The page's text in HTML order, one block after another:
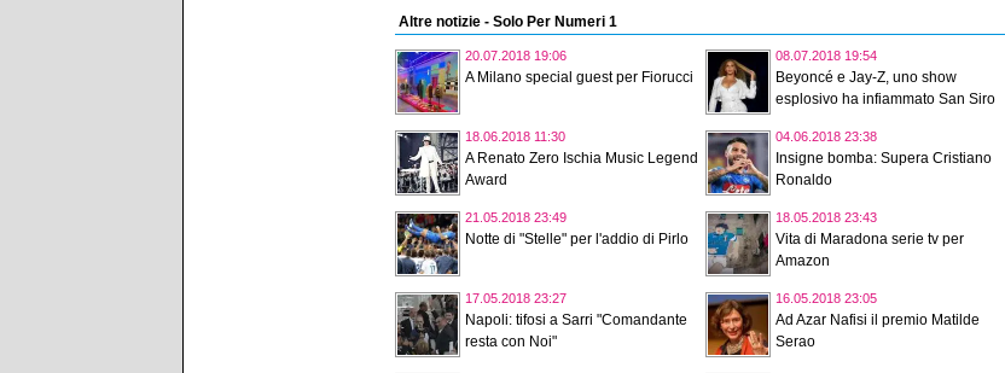
Altre notizie - Solo Per Numeri 1
20.07.2018 19:06
A Milano special guest per Fiorucci
08.07.2018 19:54
Beyoncé e Jay-Z, uno show
esplosivo ha infiammato San Siro
18.06.2018 11:30
A Renato Zero Ischia Music Legend
Award
04.06.2018 23:38
Insigne bomba: Supera Cristiano
Ronaldo
21.05.2018 23:49
Notte di "Stelle" per l'addio di Pirlo
18.05.2018 23:43
Vita di Maradona serie tv per
Amazon
17.05.2018 23:27
Napoli: tifosi a Sarri "Comandante
resta con Noi"
16.05.2018 23:05
Ad Azar Nafisi il premio Matilde
Serao